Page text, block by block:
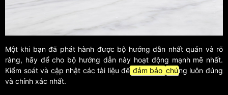
Một khi bạn đã phát hành được bộ hướng dẫn nhất quán và rõ
ràng, hãy để cho bộ hướng dẫn này hoạt động mạnh mẽ nhất.
Kiểm soát và cập nhật các tài liệu để đảm bảo chúng luôn đúng
và chính xác nhất.